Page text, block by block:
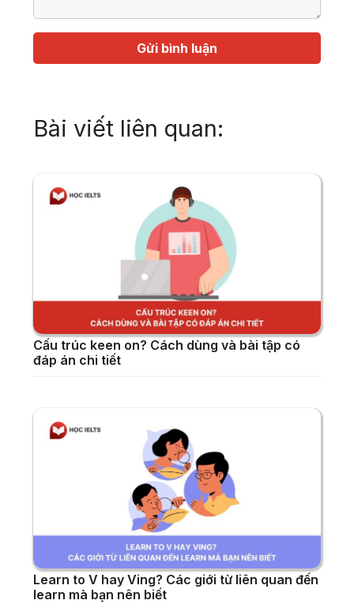
Họ
tên
Địa
chỉ
Bài viết liên quan:
Cấu trúc keen on? Cách dùng và bài tập có
đáp án chi tiết
Learn to V hay Ving? Các giới từ liên quan đến
learn mà bạn nên biết